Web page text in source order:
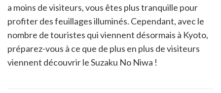
a moins de visiteurs, vous êtes plus tranquille pour
profiter des feuillages illuminés. Cependant, avec le
nombre de touristes qui viennent désormais à Kyoto,
préparez-vous à ce que de plus en plus de visiteurs
viennent découvrir le Suzaku No Niwa !